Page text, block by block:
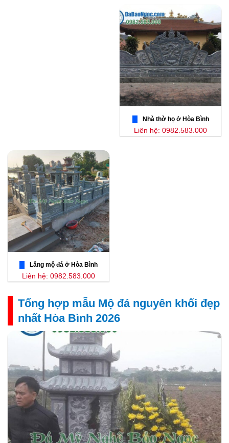
Nhà thờ họ ở Hòa Bình
Liên hệ: 0982.583.000
Lăng mộ đá ở Hòa Bình
Liên hệ: 0982.583.000
Tổng hợp mẫu Mộ đá nguyên khối đẹp
nhất Hòa Bình 2026